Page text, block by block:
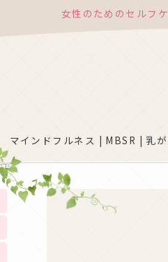
女性のためのセルフ
マインドフルネス | MBSR | 乳